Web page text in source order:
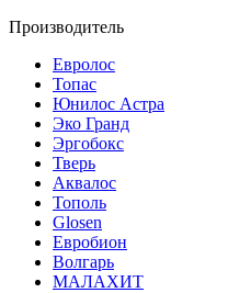
Производитель
Евролос
Топас
Юнилос Астра
Эко Гранд
Эргобокс
Тверь
Аквалос
Тополь
Glosen
Евробион
Волгарь
МАЛАХИТ